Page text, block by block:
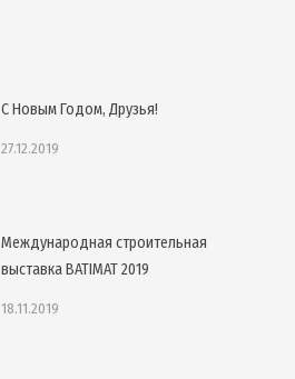
С Новым Годом, Друзья!
27.12.2019
Международная строительная
выставка BATIMAT 2019
18.11.2019